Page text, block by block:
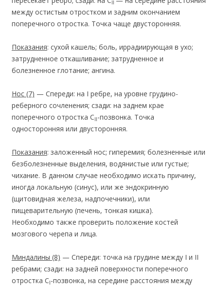
II
между остистым отростком и задним окончанием
поперечного отростка. Точка чаще двусторонняя.
Показания: сухой кашель; боль, иррадиирующая в ухо;
затрудненное откашливание; затрудненное и
болезненное глотание; ангина.
Нос (7) — Спереди: на I ребре, на уровне грудино-
реберного сочленения; сзади: на заднем крае
поперечного отростка СII-позвонка. Точка
односторонняя или двусторонняя.
Показания: заложенный нос; гиперемия; болезненные или
безболезненные выделения, водянистые или густые;
чихание. В данном случае необходимо искать причину,
иногда локальную (синус), или же эндокринную
(щитовидная железа, надпочечники), или
пищеварительную (печень, тонкая кишка).
Необходимо также проверить положение костей
мозгового черепа и лица.
Миндалины (8) — Спереди: точка на грудине между I и II
ребрами; сзади: на задней поверхности поперечного
отростка CI-пoзвонка, на середине расстояния между